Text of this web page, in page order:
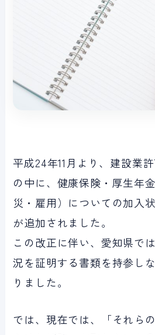
平成24年11月より、建設業
の中に、健康保険・厚生年
災・雇用）についての加入
が追加されました。
この改正に伴い、愛知県で
況を証明する書類を持参し
りました。
では、現在では、「それら